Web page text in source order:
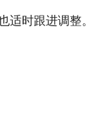
适时跟进调整。